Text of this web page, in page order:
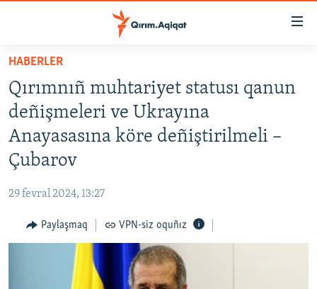
Esas
qaytmaq
Baş
navigatsiyağa
qaytmaq
Qıdıruvğa
SİYASET
İQTİSADİYAT
CEMİYET
İNSAN AQLARI
VİDEO
HABERLER
Qırımnıñ muhtariyet statusı qanun
deñişmeleri ve Ukrayına
Anayasasına köre deñiştirilmeli –
Çubarov
29 fevral 2024, 13:27
Paylaşmaq VPN-siz oquñız